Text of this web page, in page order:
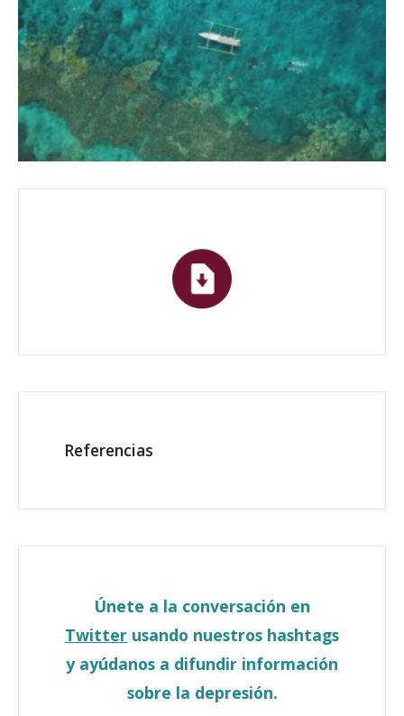
Referencias
Únete a la conversación en
Twitter usando nuestros hashtags
y ayúdanos a difundir información
sobre la depresión.